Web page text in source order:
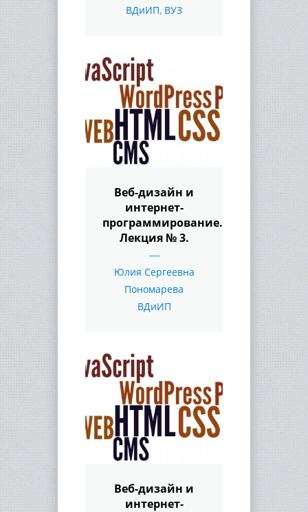
ВДиИП, ВУЗ
Веб-дизайн и
интернет-
программирование.
Лекция № 3.
Юлия Сергеевна
Пономарева
ВДиИП
Веб-дизайн и
интернет-